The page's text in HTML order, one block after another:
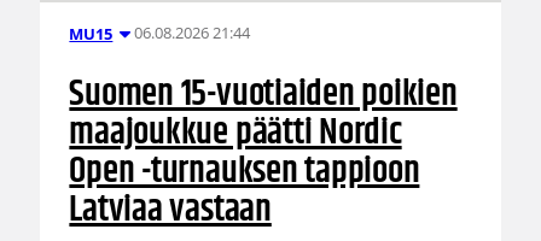
MU15 06.08.2026 21:44
Suomen 15-vuotiaiden poikien
maajoukkue päätti Nordic
Open -turnauksen tappioon
Latviaa vastaan